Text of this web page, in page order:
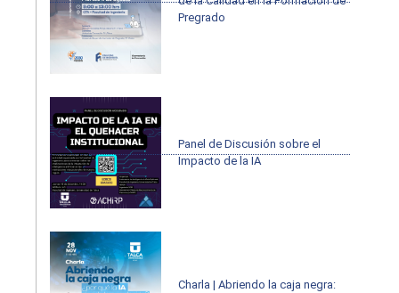
Pregrado
Panel de Discusión sobre el
Impacto de la IA
Charla | Abriendo la caja negra: